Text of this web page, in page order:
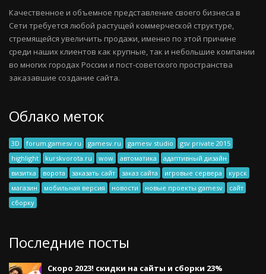
Качественное и объемное представление своего бизнеса в
Сети требуется любой растущей коммерческой структуре,
стремящейся увеличить продажи, именно по этой причине
среди наших клиентов как крупные, так и небольшие компании
во многих городах России и пост-советского пространства
заказавшие создание сайта.
Облако меток
3D forum.gamesv.ru gamesv.ru gamesv studio
gsv private 2015
highlight
kurskvorota.ru wow автоматика
адаптивный дизайн
визитка
ворота заказать сайт заказ сайта игровые сервера
курск
магазин
мобильная версия новости новые проекты gamesv
сайт
сборку
Последние посты
Скоро 2023! скидки на сайты и сборки 23%